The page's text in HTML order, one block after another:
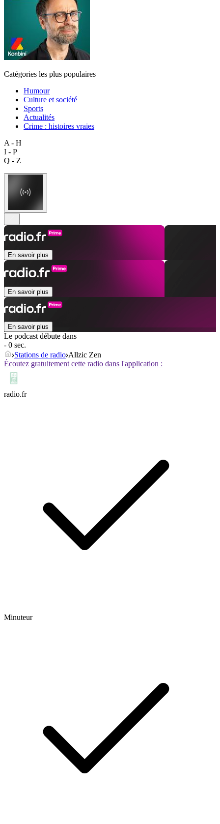
Catégories les plus populaires
Humour
Culture et société
Sports
Actualités
Crime : histoires vraies
A - H
I - P
Q - Z
En savoir plus
En savoir plus
En savoir plus
Le podcast débute dans
- 0 sec.
Stations de radio Allzic Zen
Écoutez gratuitement cette radio dans l'application :
radio.fr
Minuteur